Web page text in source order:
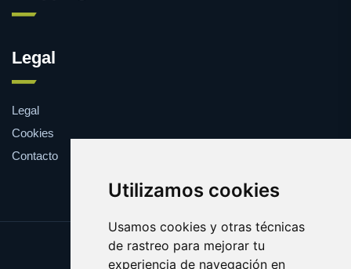
Utilizamos cookies
Usamos cookies y otras técnicas
de rastreo para mejorar tu
experiencia de navegación en
Legal
Legal
Cookies
Contacto
Update cookies preferences